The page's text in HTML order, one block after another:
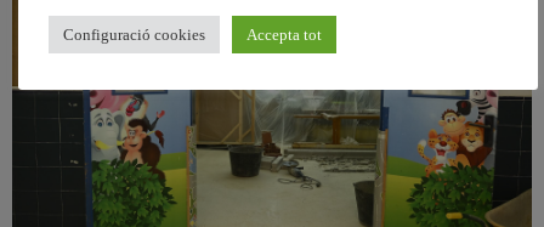
Configuració cookies Accepta tot